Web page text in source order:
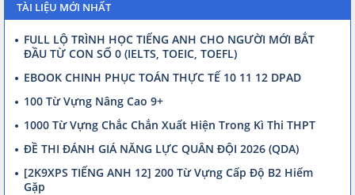
TÀI LIỆU MỚI NHẤT
FULL LỘ TRÌNH HỌC TIẾNG ANH CHO NGƯỜI MỚI BẮT
ĐẦU TỪ CON SỐ 0 (IELTS, TOEIC, TOEFL)
EBOOK CHINH PHỤC TOÁN THỰC TẾ 10 11 12 DPAD
100 Từ Vựng Nâng Cao 9+
1000 Từ Vựng Chắc Chắn Xuất Hiện Trong Kì Thi THPT
ĐỀ THI ĐÁNH GIÁ NĂNG LỰC QUÂN ĐỘI 2026 (QDA)
[2K9XPS TIẾNG ANH 12] 200 Từ Vựng Cấp Độ B2 Hiếm
Gặp